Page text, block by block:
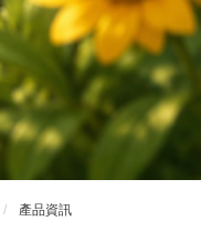
產品資訊